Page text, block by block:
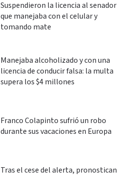
Suspendieron la licencia al senador
que manejaba con el celular y
tomando mate
Manejaba alcoholizado y con una
licencia de conducir falsa: la multa
supera los $4 millones
Franco Colapinto sufrió un robo
durante sus vacaciones en Europa
Tras el cese del alerta, pronostican